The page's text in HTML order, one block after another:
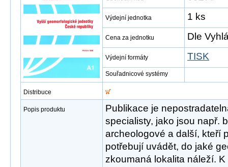
Výdejní jednotka 1 ks
Cena za jednotku Dle
Výdejní formáty TISK
Souřadnicové systémy
Distribuce
Popis produktu
Publikace je
specialisty, jako jsou např.
archeologové a další, kteří
potřebují uvádět, do jaké
zkoumaná lokalita náleží.